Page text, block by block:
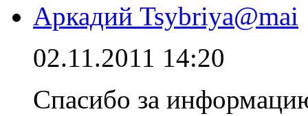
Аркадий Tsybriya@mai
02.11.2011 14:20
Спасибо за